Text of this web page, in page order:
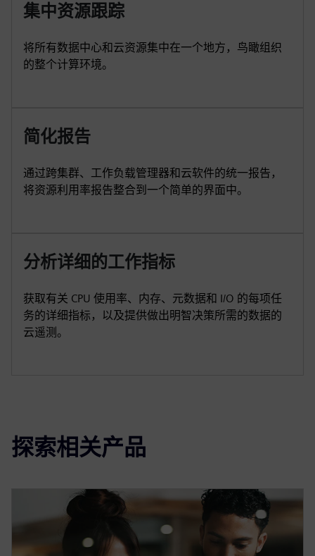
集中资源跟踪
将所有数据中心和云资源集中在一个地方，鸟瞰组织
的整个计算环境。
简化报告
通过跨集群、工作负载管理器和云软件的统一报告，
将资源利用率报告整合到一个简单的界面中。
分析详细的工作指标
获取有关 CPU 使用率、内存、元数据和 I/O 的每项任
务的详细指标，以及提供做出明智决策所需的数据的
云遥测。
探索相关产品